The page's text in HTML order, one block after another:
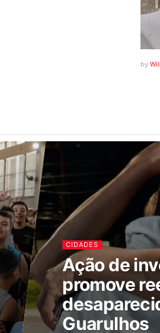
by
CIDADES
Ação de
promove
Guarulhos